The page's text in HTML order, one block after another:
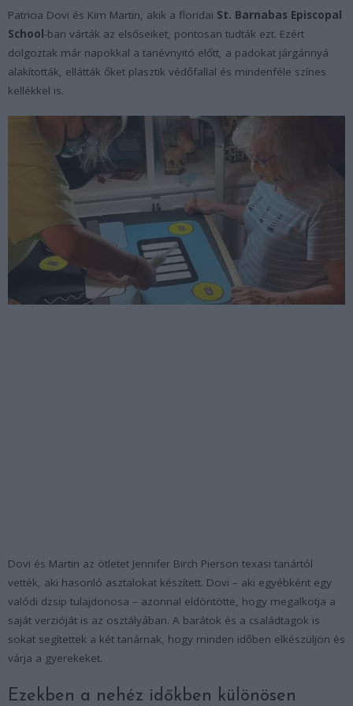
Patricia Dovi és Kim Martin, akik a floridai St. Barnabas Episcopal
School-ban várták az elsőseiket, pontosan tudták ezt. Ezért
dolgoztak már napokkal a tanévnyitó előtt, a padokat járgánnyá
alakították, ellátták őket plasztik védőfallal és mindenféle színes
kellékkel is.
Dovi és Martin az ötletet Jennifer Birch Pierson texasi tanártól
vették, aki hasonló asztalokat készített. Dovi – aki egyébként egy
valódi dzsip tulajdonosa – azonnal eldöntötte, hogy megalkotja a
saját verzióját is az osztályában. A barátok és a családtagok is
sokat segítettek a két tanárnak, hogy minden időben elkészüljön és
várja a gyerekeket.
Ezekben a nehéz időkben különösen